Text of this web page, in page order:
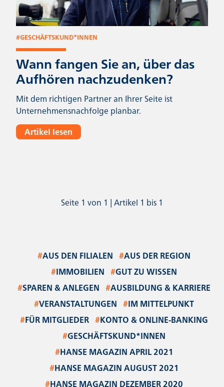
#GESCHÄFTSKUND*INNEN
Wann fangen Sie an, über das
Aufhören nachzudenken?
Mit dem richtigen Partner an Ihrer Seite ist
Unternehmensnachfolge planbar.
Artikel lesen
Seite 1 von 1 | Artikel 1 bis 1
#AUS DEN FILIALEN #AUS DER REGION
#IMMOBILIEN #GUT ZU WISSEN
#SPAREN & ANLEGEN #AUSBILDUNG & KARRIERE
#VERANSTALTUNGEN #IM MITTELPUNKT
#FÜR MITGLIEDER #KONTO & ONLINE-BANKING
#GESCHÄFTSKUND*INNEN
#HANSE MAGAZIN APRIL 2021
#HANSE MAGAZIN AUGUST 2021
#HANSE MAGAZIN DEZEMBER 2020